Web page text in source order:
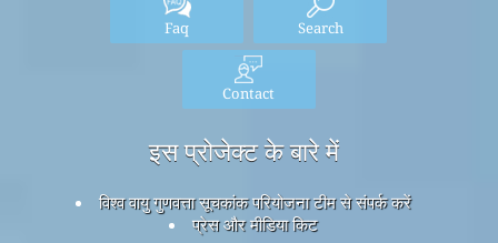
Faq Search
Contact
इस प्रोजेक्ट के बारे में
विश्व वायु गुणवत्ता सूचकांक परियोजना टीम से संपर्क करें
प्रेस और मीडिया किट